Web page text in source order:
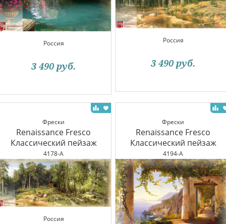
Россия
3 490 руб.
Россия
3 490 руб.
Фрески
Renaissance Fresco
Классический пейзаж
4178-A
Россия
Фрески
Renaissance Fresco
Классический пейзаж
4194-A